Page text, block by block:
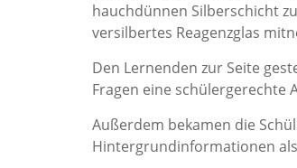
hauchdünnen Silberschicht
versilbertes Reagenzglas
Den Lernenden zur Seite
Fragen eine schülergerechte
Außerdem bekamen die
Hintergrundinformationen